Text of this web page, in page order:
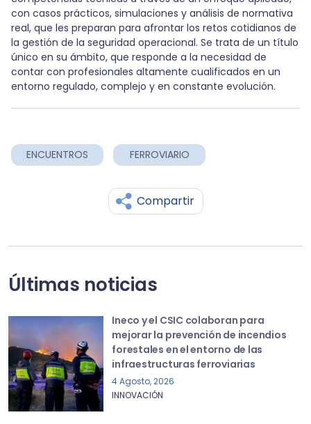
con casos prácticos, simulaciones y análisis de normativa
real, que les preparan para afrontar los retos cotidianos de
la gestión de la seguridad operacional. Se trata de un título
único en su ámbito, que responde a la necesidad de
contar con profesionales altamente cualificados en un
entorno regulado, complejo y en constante evolución.
ENCUENTROS FERROVIARIO
Compartir
Últimas noticias
Ineco y el CSIC colaboran para
mejorar la prevención de incendios
forestales en el entorno de las
infraestructuras ferroviarias
4 Agosto, 2026
INNOVACIÓN